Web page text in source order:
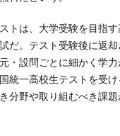
トは、大学受験を目指
だ。テスト受験後に返
・設問ごとに細かく学
統一高校生テストを受
分野や取り組むべき課題